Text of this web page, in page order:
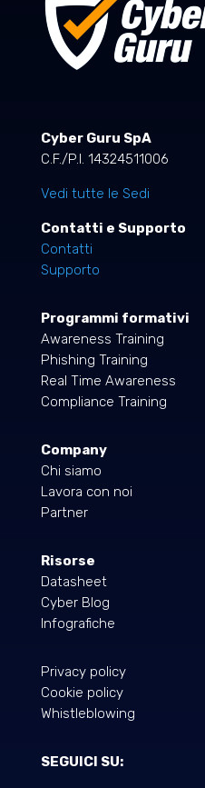
Cyber Guru SpA
C.F./P.I. 14324511006
Vedi tutte le Sedi
Contatti e Supporto
Contatti
Supporto
Programmi formativi
Awareness Training
Phishing Training
Real Time Awareness
Compliance Training
Company
Chi siamo
Lavora con noi
Partner
Risorse
Datasheet
Cyber Blog
Infografiche
Privacy policy
Cookie policy
Whistleblowing
SEGUICI SU: